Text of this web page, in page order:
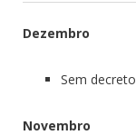
Dezembro
Sem
Novembro